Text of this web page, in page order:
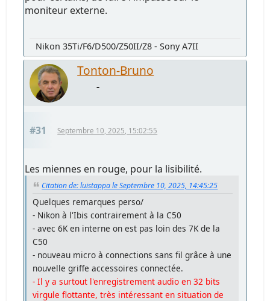
moniteur externe.
Nikon 35Ti/F6/D500/Z50II/Z8 - Sony A7II
Tonton-Bruno
-
#31 Septembre 10, 2025, 15:02:55
Les miennes en rouge, pour la lisibilité.
Citation de: luistappa le Septembre 10, 2025, 14:45:25
Quelques remarques perso/
- Nikon à l'Ibis contrairement à la C50
- avec 6K en interne on est pas loin des 7K de la
C50
- nouveau micro à connections sans fil grâce à une
nouvelle griffe accessoires connectée.
- Il y a surtout l'enregistrement audio en 32 bits
virgule flottante, très intéressant en situation de